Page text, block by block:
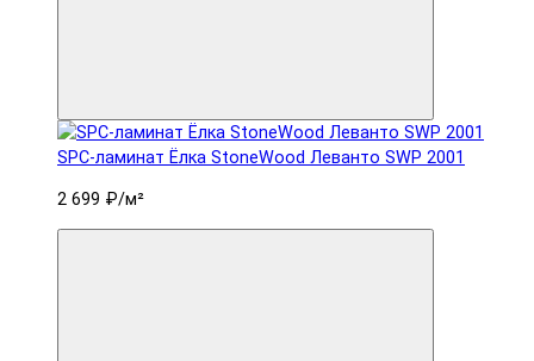
SPC-ламинат Ëлка StoneWood Леванто SWP 2001
2 699 ₽/м²